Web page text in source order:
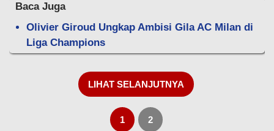
Baca Juga
Olivier Giroud Ungkap Ambisi Gila AC Milan di
Liga Champions
LIHAT SELANJUTNYA
1 2